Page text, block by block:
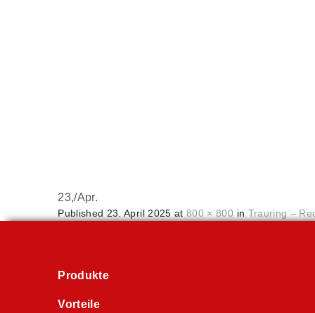
23,/Apr.
Published 23. April 2025 at800 × 800 in Trauring –
Produkte
Vorteile